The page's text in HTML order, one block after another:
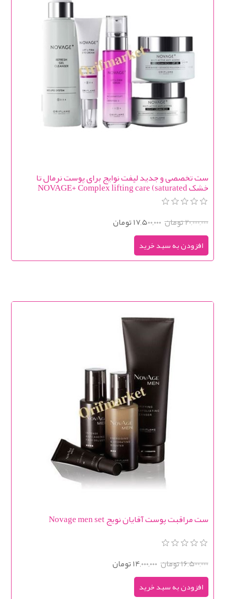
ست تخصصی و جدید لیفت نوایج برای پوست نرمال تا
خشک NOVAGE+ Complex lifting care (saturated
texture)
20,000,000 تومان 17,500,000 تومان
ست مراقبت پوست آقایان نویج Novage men set
16,500,000 تومان 14,000,000 تومان